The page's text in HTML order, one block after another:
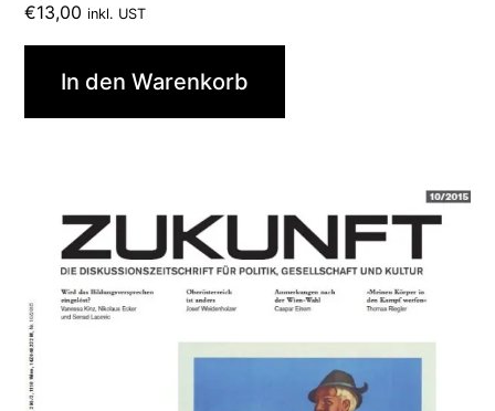
€13,00 inkl. UST
In den Warenkorb